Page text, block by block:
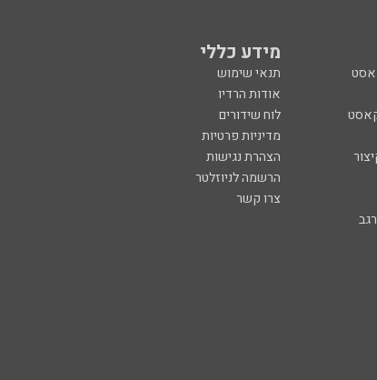
מידע כללי
תנאי שימוש
אודות הרדיו
לוח שידורים
מדיניות פרטיות
הצהרת נגישות
הרשמה לניוזלטר
צרו קשר